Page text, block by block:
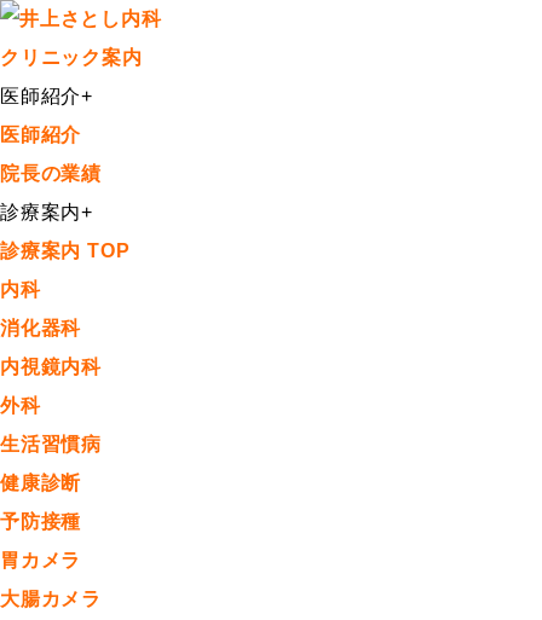
クリニック案内
医師紹介+
医師紹介
院長の業績
診療案内+
診療案内 TOP
内科
消化器科
内視鏡内科
外科
生活習慣病
健康診断
予防接種
胃カメラ
大腸カメラ